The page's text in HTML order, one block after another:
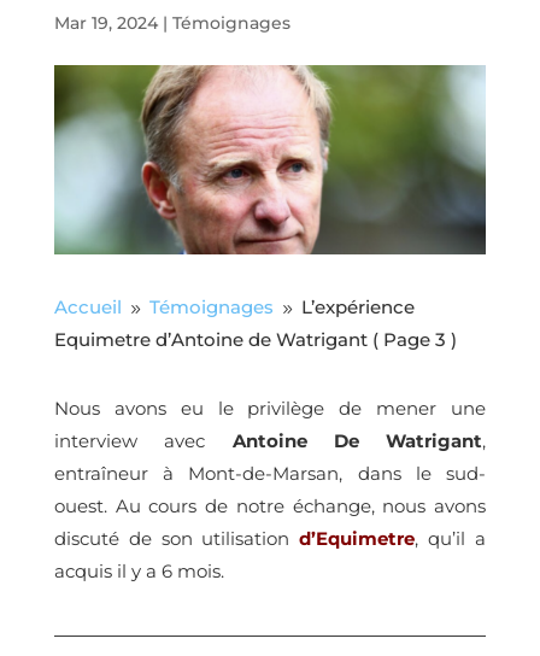
Mar 19, 2024| Témoignages
Accueil 9 Témoignages 9 L’expérience
Equimetre d’Antoine de Watrigant( Page 3 )
Nous avons eu le privilège de mener une
interview avec Antoine De Watrigant,
entraîneur à Mont-de-Marsan, dans le sud-
ouest. Au cours de notre échange, nous avons
discuté de son utilisationd’Equimetre, qu’il a
acquis il y a 6 mois.